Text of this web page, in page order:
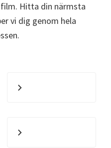
Hitta din närmsta
vi dig genom hela